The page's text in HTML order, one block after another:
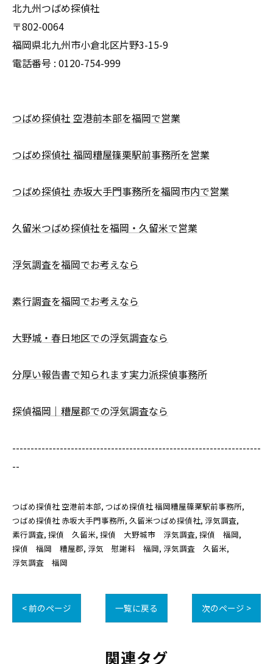
北九州つばめ探偵社
〒802-0064
福岡県北九州市小倉北区片野3-15-9
電話番号 : 0120-754-999
つばめ探偵社 空港前本部を福岡で営業
つばめ探偵社 福岡糟屋篠栗駅前事務所を営業
つばめ探偵社 赤坂大手門事務所を福岡市内で営業
久留米つばめ探偵社を福岡・久留米で営業
浮気調査を福岡でお考えなら
素行調査を福岡でお考えなら
大野城・春日地区での浮気調査なら
分厚い報告書で知られます実力派探偵事務所
探偵福岡｜糟屋郡での浮気調査なら
--------------------------------------------------------------------
--
つばめ探偵社 空港前本部 つばめ探偵社 福岡糟屋篠栗駅前事務所
つばめ探偵社 赤坂大手門事務所 久留米つばめ探偵社 浮気調査
素行調査 探偵 久留米 探偵 大野城市 浮気調査 探偵 福岡
探偵 福岡 糟屋郡 浮気 慰謝料 福岡 浮気調査 久留米
浮気調査 福岡
< 前のページ 一覧に戻る 次のページ >
関連タグ